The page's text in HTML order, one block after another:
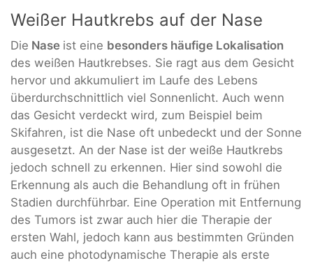
Weißer Hautkrebs auf der Nase
Die Nase ist eine besonders häufige Lokalisation
des weißen Hautkrebses. Sie ragt aus dem Gesicht
hervor und akkumuliert im Laufe des Lebens
überdurchschnittlich viel Sonnenlicht. Auch wenn
das Gesicht verdeckt wird, zum Beispiel beim
Skifahren, ist die Nase oft unbedeckt und der Sonne
ausgesetzt. An der Nase ist der weiße Hautkrebs
jedoch schnell zu erkennen. Hier sind sowohl die
Erkennung als auch die Behandlung oft in frühen
Stadien durchführbar. Eine Operation mit Entfernung
des Tumors ist zwar auch hier die Therapie der
ersten Wahl, jedoch kann aus bestimmten Gründen
auch eine photodynamische Therapie als erste